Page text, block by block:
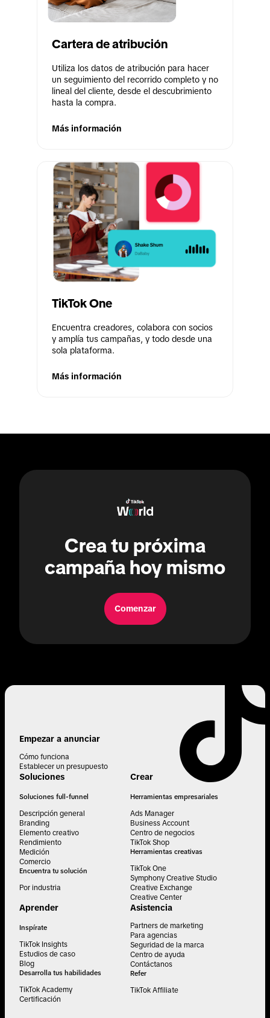
Cartera de atribución
Utiliza los datos de atribución para hacer
un seguimiento del recorrido completo y no
lineal del cliente, desde el descubrimiento
hasta la compra.
Más información
TikTok One
Encuentra creadores, colabora con socios
y amplía tus campañas, y todo desde una
sola plataforma.
Más información
Crea tu próxima
campaña hoy mismo
Comenzar
Empezar a anunciar
Cómo funciona
Establecer un presupuesto
Soluciones
Soluciones full-funnel
Descripción general
Branding
Elemento creativo
Rendimiento
Medición
Comercio
Encuentra tu solución
Por industria
Crear
Herramientas empresariales
Ads Manager
Business Account
Centro de negocios
TikTok Shop
Herramientas creativas
TikTok One
Symphony Creative Studio
Creative Exchange
Creative Center
Aprender
Inspírate
TikTok Insights
Estudios de caso
Blog
Desarrolla tus habilidades
TikTok Academy
Certificación
Asistencia
Partners de marketing
Para agencias
Seguridad de la marca
Centro de ayuda
Contáctanos
Refer
TikTok Affiliate